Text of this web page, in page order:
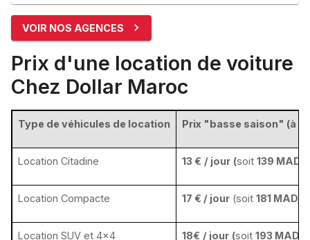
VOIR NOS AGENCES
Prix d'une location de voiture
Chez Dollar Maroc
Type de véhicules de location Prix "basse saison" (à
Location Citadine 13 € / jour (soit 139 MAD/
Location Compacte 17 € / jour (soit 181 MAD/
Location SUV et 4x4 18€ / jour (soit 193 MAD/